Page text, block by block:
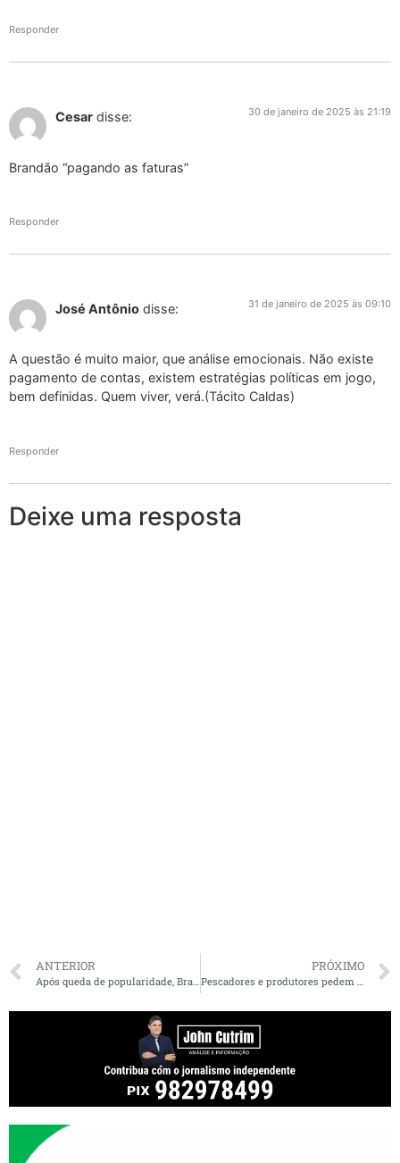
Responder
Cesar disse: 30 de janeiro de 2025 às 21:19
Brandão “pagando as faturas”
Responder
José Antônio disse: 31 de janeiro de 2025 às 09:10
A questão é muito maior, que análise emocionais. Não existe
pagamento de contas, existem estratégias políticas em jogo,
bem definidas. Quem viver, verá.(Tácito Caldas)
Responder
Deixe uma resposta
ANTERIOR PRÓXIMO